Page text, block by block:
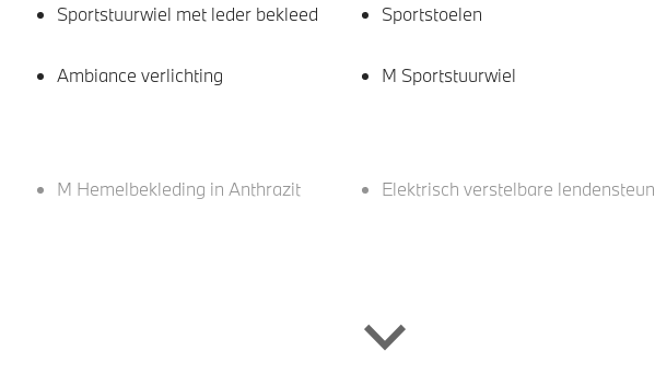
Sportstuurwiel met leder bekleed Sportstoelen
Ambiance verlichting M Sportstuurwiel
M Hemelbekleding in Anthrazit Elektrisch verstelbare lendensteun